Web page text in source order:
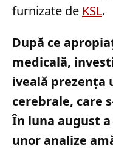
furnizate de KSL.
După ce
medicală,
iveală prezența
cerebrale, care
În luna august
unor analize